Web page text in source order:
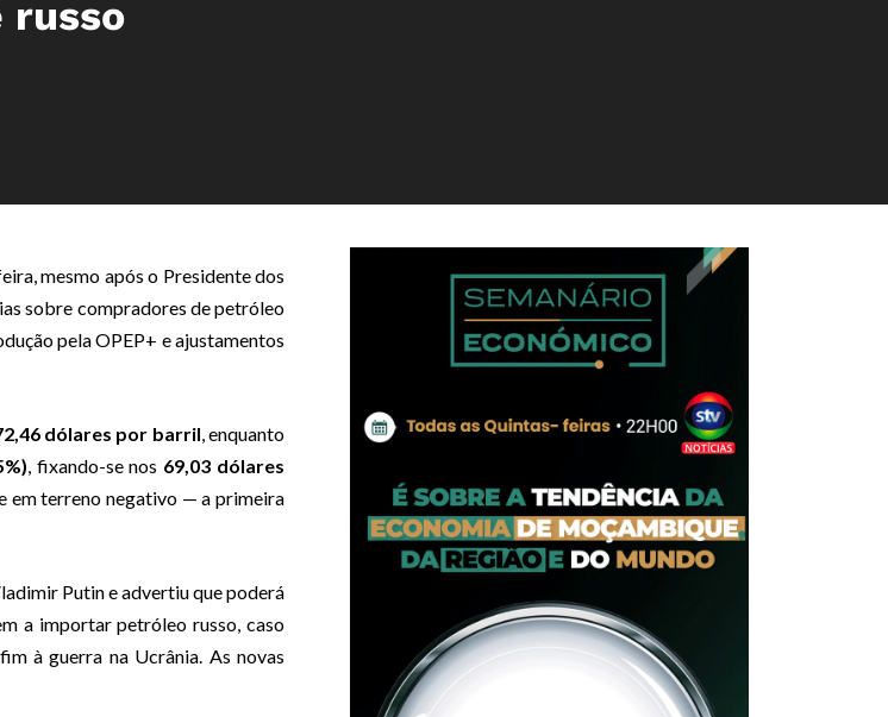
russo
mesmo após o Presidente dos
sobre compradores de petróleo
pela OPEP+ e ajustamentos
dólares por barril, enquanto
, fixando-se nos 69,03 dólares
em terreno negativo — a primeira
Putin e advertiu que poderá
a importar petróleo russo, caso
à guerra na Ucrânia. As novas